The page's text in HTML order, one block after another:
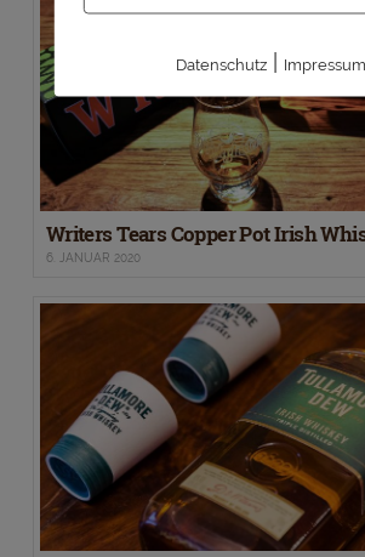
Writers Tears Copper Pot Irish
6. JANUAR 2020
Datenschutz Impressum